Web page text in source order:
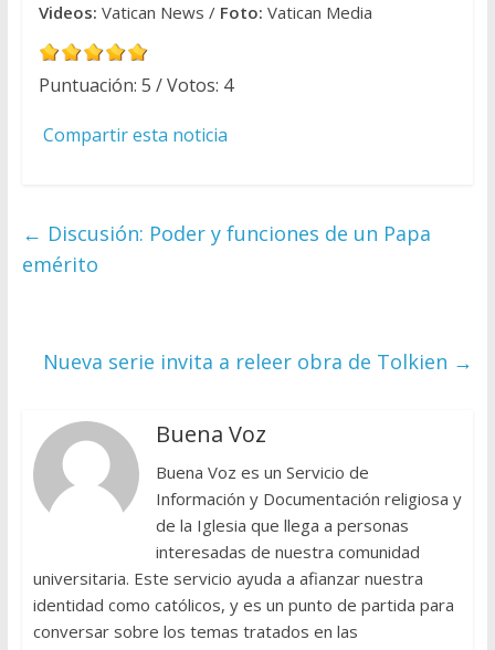
Videos: Vatican News / Foto: Vatican Media
Puntuación: 5 / Votos: 4
Compartir esta noticia
← Discusión: Poder y funciones de un Papa
emérito
Nueva serie invita a releer obra de Tolkien →
Buena Voz
Buena Voz es un Servicio de
Información y Documentación religiosa y
de la Iglesia que llega a personas
interesadas de nuestra comunidad
universitaria. Este servicio ayuda a afianzar nuestra
identidad como católicos, y es un punto de partida para
conversar sobre los temas tratados en las